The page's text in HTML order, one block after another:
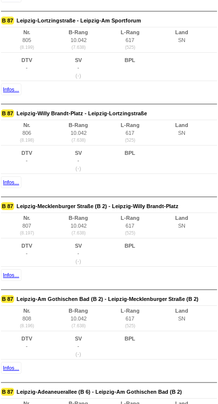
B 87 Leipzig-Lortzingstraße - Leipzig-Am Sportforum
Nr.
805
(8.199)
B-Rang
10.042
(7.638)
L-Rang
617
(525)
Land
SN
DTV
-
SV
-
(-)
BPL
Infos...
B 87 Leipzig-Willy Brandt-Platz - Leipzig-Lortzingstraße
Nr.
806
(8.198)
B-Rang
10.042
(7.638)
L-Rang
617
(525)
Land
SN
DTV
-
SV
-
(-)
BPL
Infos...
B 87 Leipzig-Mecklenburger Straße (B 2) - Leipzig-Willy Brandt-Platz
Nr.
807
(8.197)
B-Rang
10.042
(7.638)
L-Rang
617
(525)
Land
SN
DTV
-
SV
-
(-)
BPL
Infos...
B 87 Leipzig-Am Gothischen Bad (B 2) - Leipzig-Mecklenburger Straße (B 2)
Nr.
808
(8.196)
B-Rang
10.042
(7.638)
L-Rang
617
(525)
Land
SN
DTV
-
SV
-
(-)
BPL
Infos...
B 87 Leipzig-Adeaneuerallee (B 6) - Leipzig-Am Gothischen Bad (B 2)